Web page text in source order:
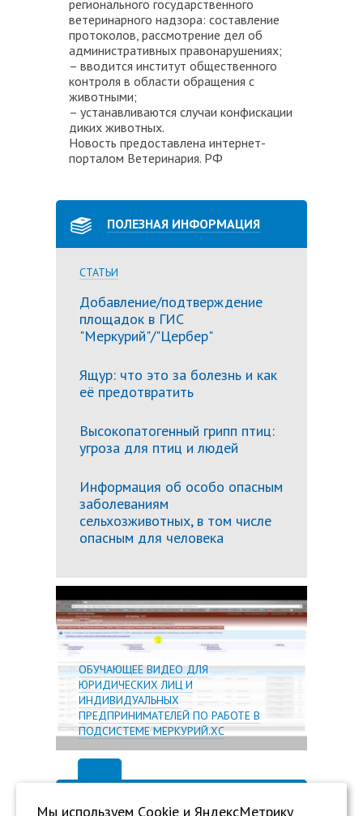
регионального государственного
ветеринарного надзора: составление
протоколов, рассмотрение дел об
административных правонарушениях;
– вводится институт общественного
контроля в области обращения с
животными;
– устанавливаются случаи конфискации
диких животных.
Новость предоставлена интернет-
порталом Ветеринария. РФ
ПОЛЕЗНАЯ ИНФОРМАЦИЯ
СТАТЬИ
Добавление/подтверждение
площадок в ГИС
"Меркурий"/"Цербер"
Ящур: что это за болезнь и как
её предотвратить
Высокопатогенный грипп птиц:
угроза для птиц и людей
Информация об особо опасным
заболеваниям
сельхозживотных, в том числе
опасным для человека
ОБУЧАЮЩЕЕ ВИДЕО ДЛЯ
ЮРИДИЧЕСКИХ ЛИЦ И
ИНДИВИДУАЛЬНЫХ
ПРЕДПРИНИМАТЕЛЕЙ ПО РАБОТЕ В
ПОДСИСТЕМЕ МЕРКУРИЙ.ХС
Мы используем Сookie и ЯндексМетрику